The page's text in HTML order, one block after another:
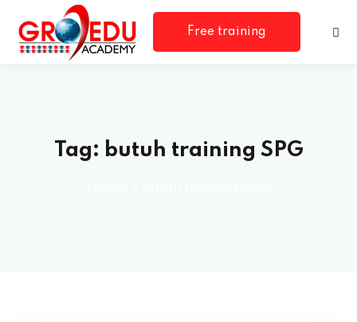
Free training
Tag: butuh training SPG